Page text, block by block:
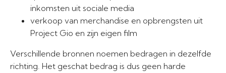
inkomsten uit sociale media
verkoop van merchandise en opbrengsten uit
Project Gio en zijn eigen film
Verschillende bronnen noemen bedragen in dezelfde
richting. Het geschat bedrag is dus geen harde